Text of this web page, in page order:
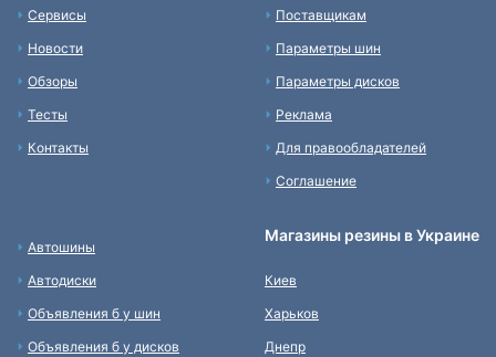
Сервисы
Новости
Обзоры
Тесты
Контакты
Поставщикам
Параметры шин
Параметры дисков
Реклама
Для правообладателей
Соглашение
Автошины
Автодиски
Объявления б у шин
Объявления б у дисков
Магазины резины в Украине
Киев
Харьков
Днепр